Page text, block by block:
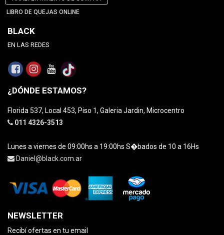
LIBRO DE QUEJAS ONLINE
BLACK
EN LAS REDES
¿DÓNDE ESTAMOS?
Florida 537, Local 453, Piso 1, Galeria Jardin, Microcentro
011 4326-3513
Lunes a viernes de 09:00hs a 19:00hs S�bados de 10 a 16Hs
Daniel@black.com.ar
NEWSLETTER
Recibí ofertas en tu email